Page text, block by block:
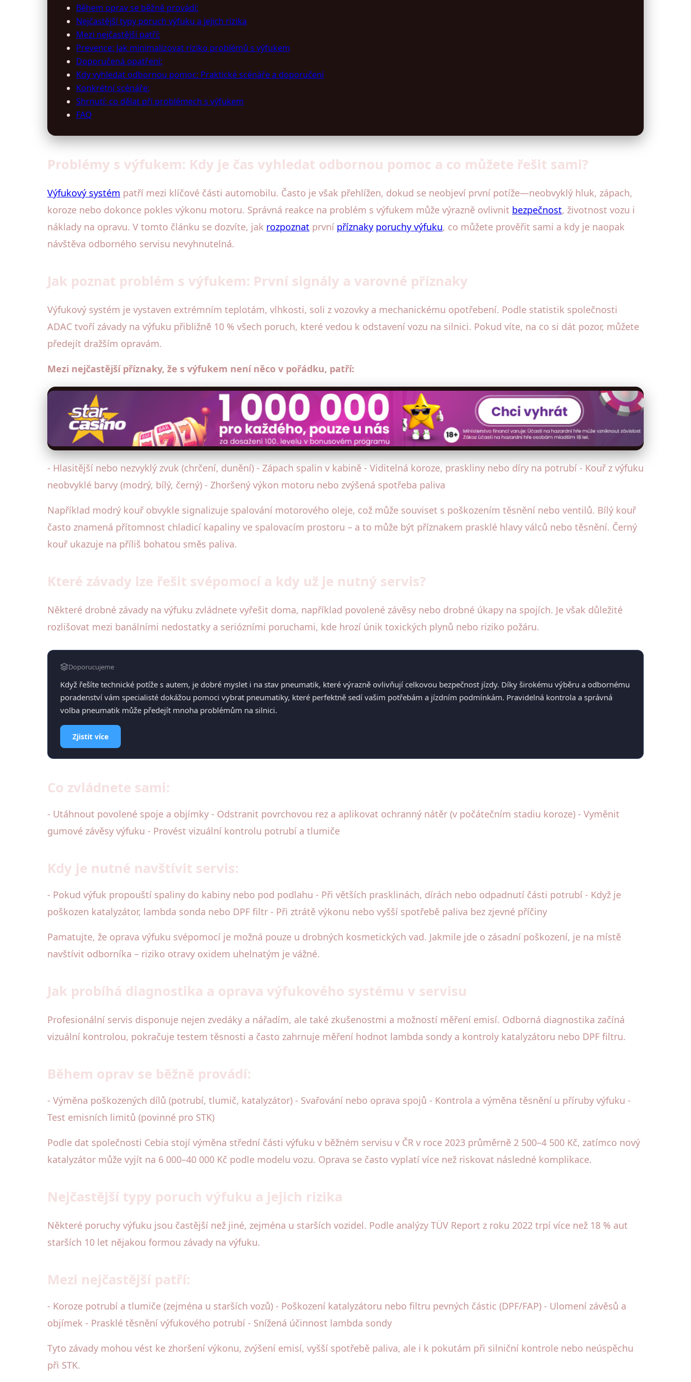
Během oprav se běžně provádí:
Nejčastější typy poruch výfuku a jejich rizika
Mezi nejčastější patří:
Prevence: Jak minimalizovat riziko problémů s výfukem
Doporučená opatření:
Kdy vyhledat odbornou pomoc: Praktické scénáře a doporučení
Konkrétní scénáře:
Shrnutí: co dělat při problémech s výfukem
FAQ
Problémy s výfukem: Kdy je čas vyhledat odbornou pomoc a co můžete řešit sami?
Výfukový systém patří mezi klíčové části automobilu. Často je však přehlížen, dokud se neobjeví první potíže—neobvyklý hluk, zápach,
koroze nebo dokonce pokles výkonu motoru. Správná reakce na problém s výfukem může výrazně ovlivnit bezpečnost, životnost vozu i
náklady na opravu. V tomto článku se dozvíte, jak rozpoznat první příznaky poruchy výfuku, co můžete prověřit sami a kdy je naopak
návštěva odborného servisu nevyhnutelná.
Jak poznat problém s výfukem: První signály a varovné příznaky
Výfukový systém je vystaven extrémním teplotám, vlhkosti, soli z vozovky a mechanickému opotřebení. Podle statistik společnosti
ADAC tvoří závady na výfuku přibližně 10 % všech poruch, které vedou k odstavení vozu na silnici. Pokud víte, na co si dát pozor, můžete
předejít dražším opravám.
Mezi nejčastější příznaky, že s výfukem není něco v pořádku, patří:
- Hlasitější nebo nezvyklý zvuk (chrčení, dunění) - Zápach spalin v kabině - Viditelná koroze, praskliny nebo díry na potrubí - Kouř z výfuku
neobvyklé barvy (modrý, bílý, černý) - Zhoršený výkon motoru nebo zvýšená spotřeba paliva
Například modrý kouř obvykle signalizuje spalování motorového oleje, což může souviset s poškozením těsnění nebo ventilů. Bílý kouř
často znamená přítomnost chladicí kapaliny ve spalovacím prostoru – a to může být příznakem prasklé hlavy válců nebo těsnění. Černý
kouř ukazuje na příliš bohatou směs paliva.
Které závady lze řešit svépomocí a kdy už je nutný servis?
Některé drobné závady na výfuku zvládnete vyřešit doma, například povolené závěsy nebo drobné úkapy na spojích. Je však důležité
rozlišovat mezi banálními nedostatky a seriózními poruchami, kde hrozí únik toxických plynů nebo riziko požáru.
Doporucujeme
Když řešíte technické potíže s autem, je dobré myslet i na stav pneumatik, které výrazně ovlivňují celkovou bezpečnost jízdy. Díky širokému výběru a odbornému
poradenství vám specialisté dokážou pomoci vybrat pneumatiky, které perfektně sedí vašim potřebám a jízdním podmínkám. Pravidelná kontrola a správná
volba pneumatik může předejít mnoha problémům na silnici.
Zjistit více
Co zvládnete sami:
- Utáhnout povolené spoje a objímky - Odstranit povrchovou rez a aplikovat ochranný nátěr (v počátečním stadiu koroze) - Vyměnit
gumové závěsy výfuku - Provést vizuální kontrolu potrubí a tlumiče
Kdy je nutné navštívit servis:
- Pokud výfuk propouští spaliny do kabiny nebo pod podlahu - Při větších prasklinách, dírách nebo odpadnutí části potrubí - Když je
poškozen katalyzátor, lambda sonda nebo DPF filtr - Při ztrátě výkonu nebo vyšší spotřebě paliva bez zjevné příčiny
Pamatujte, že oprava výfuku svépomocí je možná pouze u drobných kosmetických vad. Jakmile jde o zásadní poškození, je na místě
navštívit odborníka – riziko otravy oxidem uhelnatým je vážné.
Jak probíhá diagnostika a oprava výfukového systému v servisu
Profesionální servis disponuje nejen zvedáky a nářadím, ale také zkušenostmi a možností měření emisí. Odborná diagnostika začíná
vizuální kontrolou, pokračuje testem těsnosti a často zahrnuje měření hodnot lambda sondy a kontroly katalyzátoru nebo DPF filtru.
Během oprav se běžně provádí:
- Výměna poškozených dílů (potrubí, tlumič, katalyzátor) - Svařování nebo oprava spojů - Kontrola a výměna těsnění u příruby výfuku -
Test emisních limitů (povinné pro STK)
Podle dat společnosti Cebia stojí výměna střední části výfuku v běžném servisu v ČR v roce 2023 průměrně 2 500–4 500 Kč, zatímco nový
katalyzátor může vyjít na 6 000–40 000 Kč podle modelu vozu. Oprava se často vyplatí více než riskovat následné komplikace.
Nejčastější typy poruch výfuku a jejich rizika
Některé poruchy výfuku jsou častější než jiné, zejména u starších vozidel. Podle analýzy TÜV Report z roku 2022 trpí více než 18 % aut
starších 10 let nějakou formou závady na výfuku.
Mezi nejčastější patří:
- Koroze potrubí a tlumiče (zejména u starších vozů) - Poškození katalyzátoru nebo filtru pevných částic (DPF/FAP) - Ulomení závěsů a
objímek - Prasklé těsnění výfukového potrubí - Snížená účinnost lambda sondy
Tyto závady mohou vést ke zhoršení výkonu, zvýšení emisí, vyšší spotřebě paliva, ale i k pokutám při silniční kontrole nebo neúspěchu
při STK.